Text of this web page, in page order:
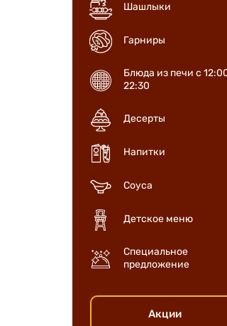
Шашлыки
Гарниры
Блюда из печи с
22:30
Десерты
Напитки
Соуса
Детское меню
Специальное
предложение
Акции